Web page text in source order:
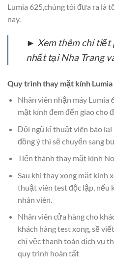
Lumia 625,chúng tôi đưa ra
nay.
► Xem thêm chi tiết
nhất tại Nha Trang
Quy trình thay mặt kính
Nhân viên nhận máy Lumia
mặt kính đem đến giao cho
Đội ngũ kĩ thuật viên báo lại
đồng ý thì sẽ chuyển sang
Tiến thành thay mặt kính
Sau khi thay xong mặt kính
thuật viên test độc lập, nếu
nhân viên.
Nhân viên cửa hàng cho
khách hàng test xong, sẽ
chỉ vệc thanh toán dịch vụ
quy trình hoàn tất